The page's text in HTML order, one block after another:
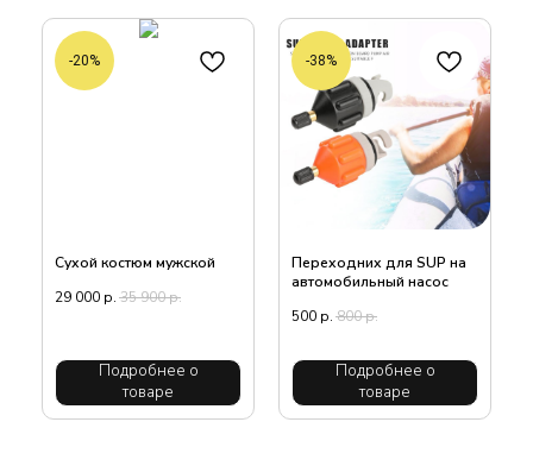
-20%
Сухой костюм мужской
29 000 р. 35 900р.
Подробнее о
товаре
-38%
Переходних для SUP на
автомобильный насос
500 р. 800р.
Подробнее о
товаре